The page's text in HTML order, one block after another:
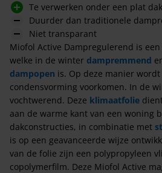
Te verwerken onder een plat dak
Duurder dan traditionele
Niet transparant
Miofol Active Dampregulerend is
welke in de winter dampremmend
dampopen is. Op deze manier
condensvorming voorkomen. In de
vochtwerend. Deze klimaatfolie
aan de warme kant van een woning
dakconstructies, in combinatie met
is op een geavanceerde wijze
van de folie zijn een polypropyleen
copolymerfilm. Deze Miofol Active